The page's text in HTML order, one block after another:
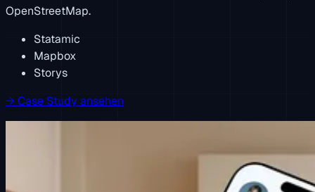
OpenStreetMap.
Statamic
Mapbox
Storys
→ Case Study ansehen